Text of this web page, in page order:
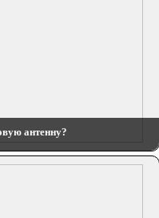
антенну?